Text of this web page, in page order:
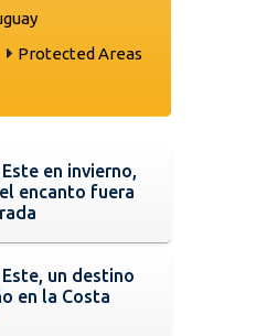
Protected Areas
en invierno,
encanto fuera
un destino
en la Costa